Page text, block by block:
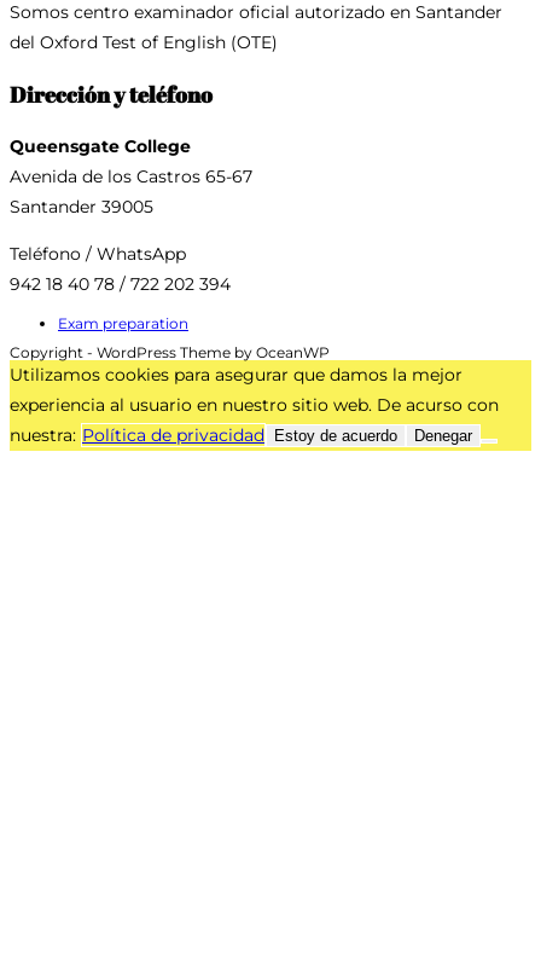
Somos centro examinador oficial autorizado en Santander
del Oxford Test of English (OTE)
Dirección y teléfono
Queensgate College
Avenida de los Castros 65-67
Santander 39005
Teléfono / WhatsApp
942 18 40 78 / 722 202 394
Exam preparation
Copyright - WordPress Theme by OceanWP
Utilizamos cookies para asegurar que damos la mejor
experiencia al usuario en nuestro sitio web. De acurso con
nuestra: Política de privacidad Estoy de acuerdo Denegar